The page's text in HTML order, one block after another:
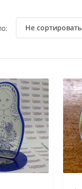
Не сортировать